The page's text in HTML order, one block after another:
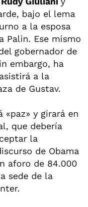
bajo el lema
a la esposa
Palin. Ese mismo
gobernador de
embargo, ha
a la
de Gustav.
«paz» y girará en
que debería
la
de Obama
aforo de 84.000
sede de la